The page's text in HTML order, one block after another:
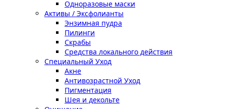
Одноразовые маски
Активы / Эксфолианты
Энзимная пудра
Пилинги
Скрабы
Средства локального действия
Специальный Уход
Акне
Антивозрастной Уход
Пигментация
Шея и декольте